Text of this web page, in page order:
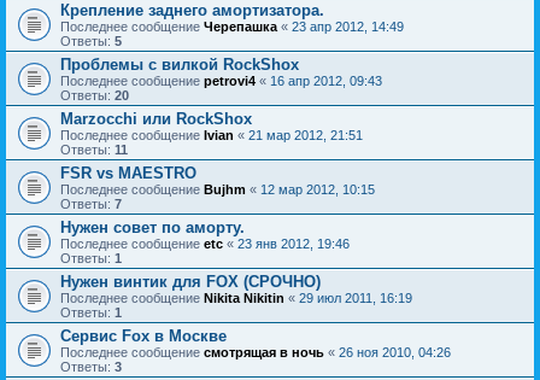
Крепление заднего амортизатора.
Последнее сообщение Черепашка « 23 апр 2012, 14:49
Ответы: 5
Проблемы с вилкой RockShox
Последнее сообщение petrovi4 « 16 апр 2012, 09:43
Ответы: 20
Marzocchi или RockShox
Последнее сообщение Ivian « 21 мар 2012, 21:51
Ответы: 11
FSR vs MAESTRO
Последнее сообщение Bujhm « 12 мар 2012, 10:15
Ответы: 7
Нужен совет по аморту.
Последнее сообщение etc « 23 янв 2012, 19:46
Ответы: 1
Нужен винтик для FOX (СРОЧНО)
Последнее сообщение Nikita Nikitin « 29 июл 2011, 16:19
Ответы: 1
Сервис Fox в Москве
Последнее сообщение смотрящая в ночь « 26 ноя 2010, 04:26
Ответы: 3